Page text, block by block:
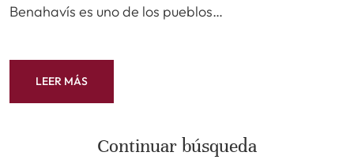
Benahavís es uno de los pueblos…
LEER MÁS
Continuar búsqueda